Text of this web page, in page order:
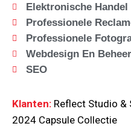
Elektronische Handel
Professionele
Professionele
Webdesign En Beheer
SEO
Klanten: Reflect Studio &
2024 Capsule Collectie